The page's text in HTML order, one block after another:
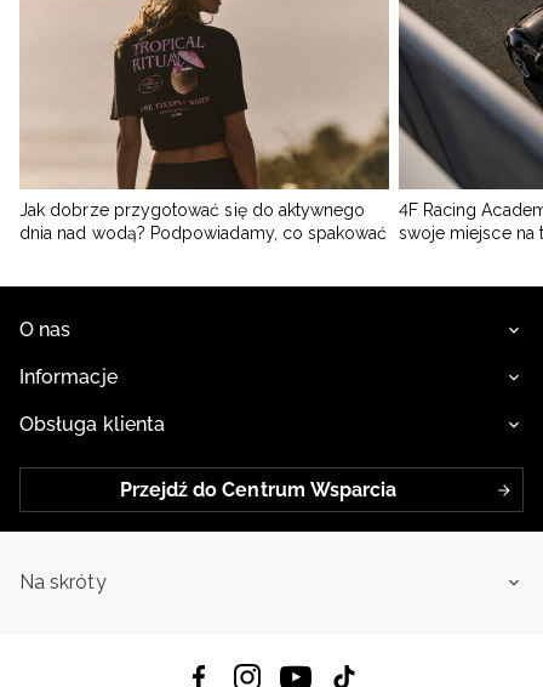
Jak dobrze przygotować się do aktywnego
dnia nad wodą? Podpowiadamy, co spakować
4F Racing
swoje miejsce na
O nas
Informacje
Obsługa klienta
Przejdź do Centrum Wsparcia
Na skróty